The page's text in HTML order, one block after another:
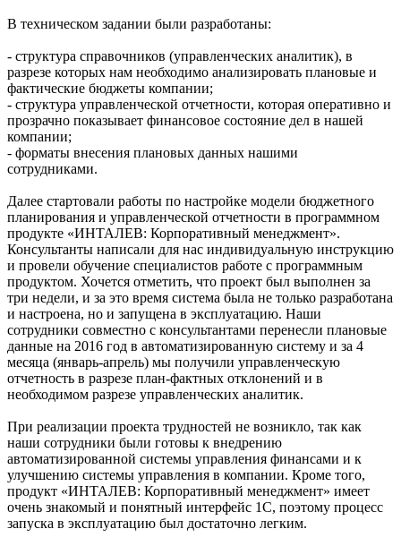
В техническом задании были разработаны:
- структура справочников (управленческих аналитик), в
разрезе которых нам необходимо анализировать плановые и
фактические бюджеты компании;
- структура управленческой отчетности, которая оперативно и
прозрачно показывает финансовое состояние дел в нашей
компании;
- форматы внесения плановых данных нашими
сотрудниками.
Далее стартовали работы по настройке модели бюджетного
планирования и управленческой отчетности в программном
продукте «ИНТАЛЕВ: Корпоративный менеджмент».
Консультанты написали для нас индивидуальную инструкцию
и провели обучение специалистов работе с программным
продуктом. Хочется отметить, что проект был выполнен за
три недели, и за это время система была не только разработана
и настроена, но и запущена в эксплуатацию. Наши
сотрудники совместно с консультантами перенесли плановые
данные на 2016 год в автоматизированную систему и за 4
месяца (январь-апрель) мы получили управленческую
отчетность в разрезе план-фактных отклонений и в
необходимом разрезе управленческих аналитик.
При реализации проекта трудностей не возникло, так как
наши сотрудники были готовы к внедрению
автоматизированной системы управления финансами и к
улучшению системы управления в компании. Кроме того,
продукт «ИНТАЛЕВ: Корпоративный менеджмент» имеет
очень знакомый и понятный интерфейс 1С, поэтому процесс
запуска в эксплуатацию был достаточно легким.